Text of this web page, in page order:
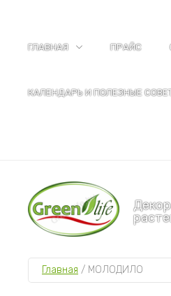
ГЛАВНАЯ ПРАЙС
КАЛЕНДАРЬ И ПОЛЕЗНЫЕ
Главная / МОЛОДИЛО